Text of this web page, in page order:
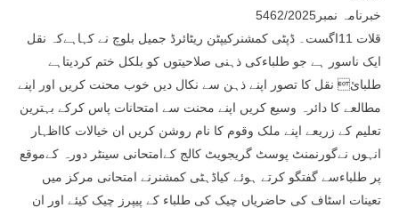
خبرنامہ نمبر5462/2025
قلات 11اگست۔ ڈپٹی کمشنرکیپٹن ریٹائرڈ جمیل بلوچ نے کہاہےکہ نقل
ایک ناسور ہے جو طلباءکی ذہنی صلاحیتوں کو بلکل ختم کردیتاہے
طلبائ نقل کا تصور اپنے ذہن سے نکال دیں خوب محنت کریں اور اپنے
مطالعے کا دائرہ وسیع کریں اپنے محنت سے امتحانات پاس کرکے بہترین
تعلیم کے زریعے اپنے ملک وقوم کا نام روشن کریں ان خیالات کااظہار
انہوں نےگورنمنٹ پوسٹ گریجویٹ کالج کےامتحانی سینٹر دورہ کےموقع
پر طلباءسے گفتگو کرتے ہوئے کیاڈہٹی کمشنرنے امتحانی مرکز میں
تعینات اسٹاف کی حاضریاں چیک کی طلباء کے پیپرز چیک کیئے اور ان